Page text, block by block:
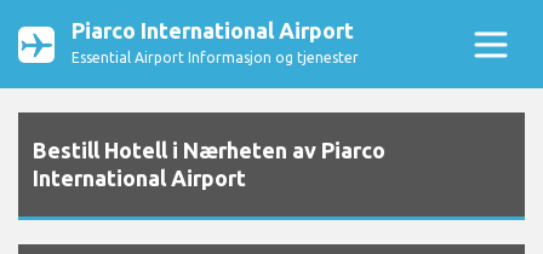
Piarco International Airport
Essential Airport Informasjon og tjenester
Bestill Hotell i Nærheten av Piarco
International Airport